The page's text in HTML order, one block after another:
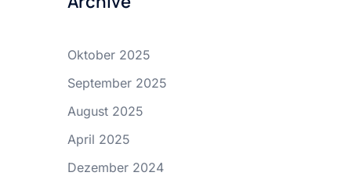
Oktober 2025
September 2025
August 2025
April 2025
Dezember 2024